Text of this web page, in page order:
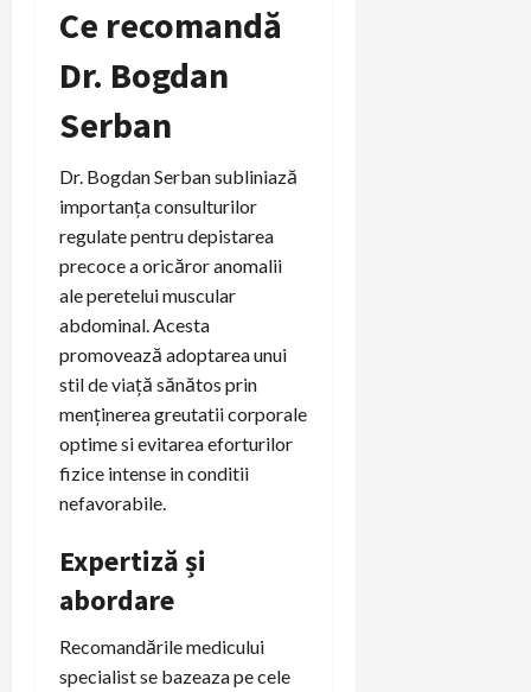
Ce recomandă
Dr. Bogdan
Serban
Dr. Bogdan Serban subliniază
importanța consulturilor
regulate pentru depistarea
precoce a oricăror anomalii
ale peretelui muscular
abdominal. Acesta
promovează adoptarea unui
stil de viață sănătos prin
menținerea greutatii corporale
optime si evitarea eforturilor
fizice intense in conditii
nefavorabile.
Expertiză și
abordare
Recomandările medicului
specialist se bazeaza pe cele